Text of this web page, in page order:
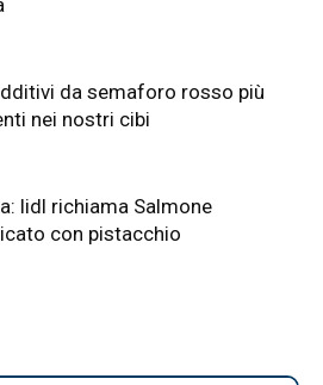
da semaforo rosso più
nei nostri cibi
lidl richiama Salmone
con pistacchio